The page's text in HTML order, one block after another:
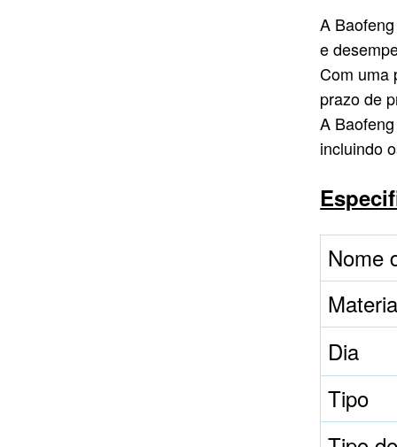
A
e
Com uma
prazo de
A
incluindo
Nome
Dia
Tipo